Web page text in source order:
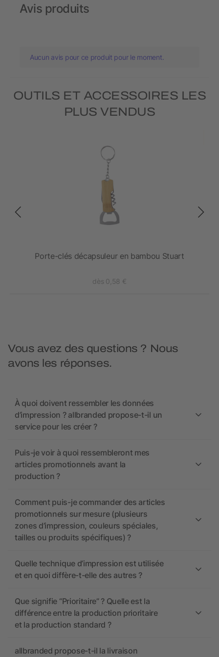
Avis produits
Aucun avis pour ce produit pour le moment.
OUTILS ET ACCESSOIRES LES
PLUS VENDUS
Porte-clés décapsuleur en bambou Stuart
dès 0,58 €
Vous avez des questions ? Nous
avons les réponses.
À quoi doivent ressembler les données
d’impression ? allbranded propose-t-il un
service pour les créer ?
Puis-je voir à quoi ressembleront mes
articles promotionnels avant la
production ?
Comment puis-je commander des articles
promotionnels sur mesure (plusieurs
zones d’impression, couleurs spéciales,
tailles ou produits spécifiques) ?
Quelle technique d’impression est utilisée
et en quoi diffère-t-elle des autres ?
Que signifie “Prioritaire” ? Quelle est la
différence entre la production prioritaire
et la production standard ?
allbranded propose-t-il la livraison